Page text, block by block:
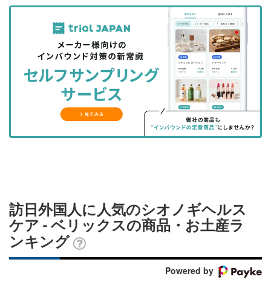
記
を
シ
ェ
る
記
事
を
シ
ェ
ア
す
る
な
ッ
ク
マ
に
記
事
を
購
読
す
る
マ
ガ
登
録
す
る
訪日外国人に人気のシオノギヘルス
ケア - ベリックスの商品・お土産ラ
ンキング
Powered by